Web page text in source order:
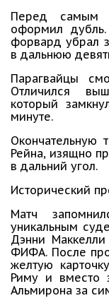
Перед самым
оформил
форвард убрал
в дальнюю
Парагвайцы
Отличился
который
минуте.
Окончательную
Рейна, изящно
в дальний угол.
Исторический
Матч
уникальным
Дэнни
ФИФА. После
желтую
Риму и вместо
Альмирона за